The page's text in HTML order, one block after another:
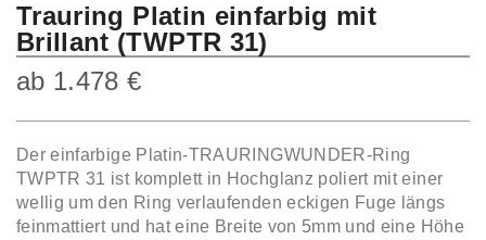
Trauring Platin einfarbig mit
Brillant (TWPTR 31)
ab 1.478€
Der einfarbige Platin-TRAURINGWUNDER-Ring
TWPTR 31 ist komplett in Hochglanz poliert mit einer
wellig um den Ring verlaufenden eckigen Fuge längs
feinmattiert und hat eine Breite von 5mm und eine Höhe